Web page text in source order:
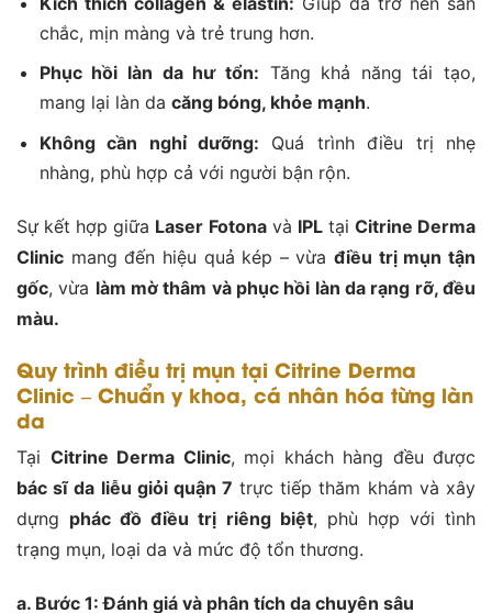
chắc, mịn màng và trẻ trung hơn.
Phục hồi làn da hư tổn: Tăng khả năng tái tạo,
mang lại làn da căng bóng, khỏe mạnh.
Không cần nghỉ dưỡng: Quá trình điều trị nhẹ
nhàng, phù hợp cả với người bận rộn.
Sự kết hợp giữa Laser Fotonavà IPLtại Citrine Derma
Clinic mang đến hiệu quả kép – vừađiều trị mụn tận
gốc, vừa làm mờ thâm và phục hồi làn da rạng rỡ, đều
màu.
Quy trình điều trị mụn tại Citrine Derma
Clinic – Chuẩn y khoa, cá nhân hóa từng làn
da
Tại Citrine Derma Clinic, mọi khách hàng đều được
bác sĩ da liễu giỏi quận 7 trực tiếp thăm khám và xây
dựng phác đồ điều trị riêng biệt, phù hợp với tình
trạng mụn, loại da và mức độ tổn thương.
a. Bước 1: Đánh giá và phân tích da chuyên sâu